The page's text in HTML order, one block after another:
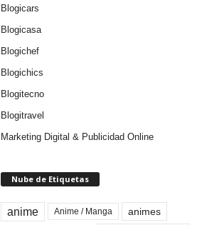
Blogicars
Blogicasa
Blogichef
Blogichics
Blogitecno
Blogitravel
Marketing Digital & Publicidad Online
Nube de Etiquetas
anime Anime / Manga animes